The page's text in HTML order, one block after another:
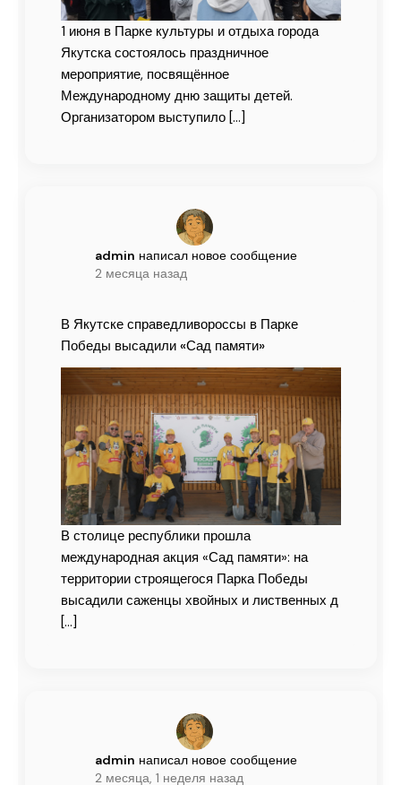
1 июня в Парке культуры и отдыха города
Якутска состоялось праздничное
мероприятие, посвящённое
Международному дню защиты детей.
Организатором выступило […]
admin написал новое сообщение
2 месяца назад
В Якутске справедливороссы в Парке
Победы высадили «Сад памяти»
В столице республики прошла
международная акция «Сад памяти»: на
территории строящегося Парка Победы
высадили саженцы хвойных и лиственных д
[…]
admin написал новое сообщение
2 месяца, 1 неделя назад